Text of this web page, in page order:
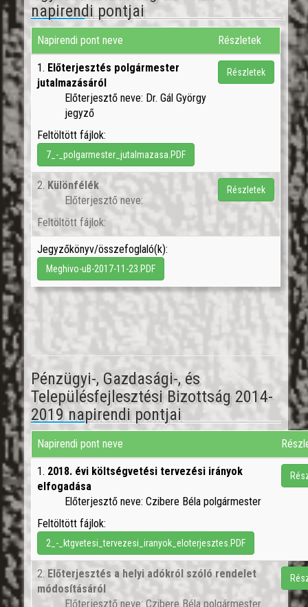
napirendi pontjai
Napirendi pont neve Részletek
1. Előterjesztés polgármester
jutalmazásáról
Előterjesztő neve: Dr. Gál György
jegyző
Feltöltött fájlok:
7_-_polgarmester_jutalmazasa.PDF
Részletek
2. Különfélék
Előterjesztő neve:
Feltöltött fájlok:
Részletek
Jegyzőkönyv/összefoglaló(k):
Meghivo-uB-2017-11-23.PDF
Pénzügyi-, Gazdasági-, és
Településfejlesztési Bizottság 2014-
2019 napirendi pontjai
Napirendi pont neve
1. 2018. évi költségvetési tervezési irányok
elfogadása
Előterjesztő neve: Czibere Béla polgármester
Feltöltött fájlok:
2_-_ktgvetesi_tervezesi_iranyok_eloterjesztes.PDF
2. Előterjesztés a helyi adókról szóló rendelet
módosításáról
Előterjesztő neve: Czibere Béla polgármester